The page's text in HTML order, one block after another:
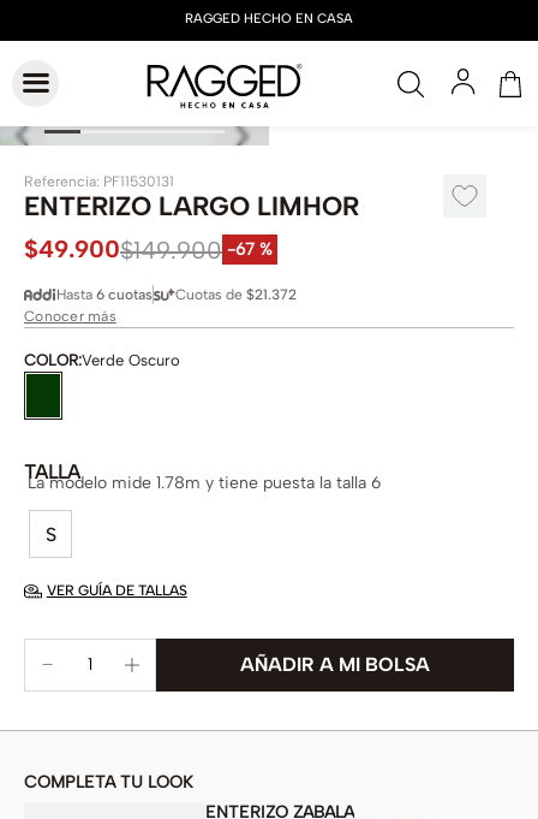
Referencia: PF11530131
ENTERIZO LARGO LIMHOR
$49.900$149.900 -67 %
Hasta 6 cuotas Cuotas de $21.372
Conocer más
COLOR:Verde Oscuro
TALLA
S
La modelo mide 1.78m y tiene puesta la talla 6
VER GUÍA DE TALLAS
COMPLETA TU LOOK
ENTERIZO ZABALA